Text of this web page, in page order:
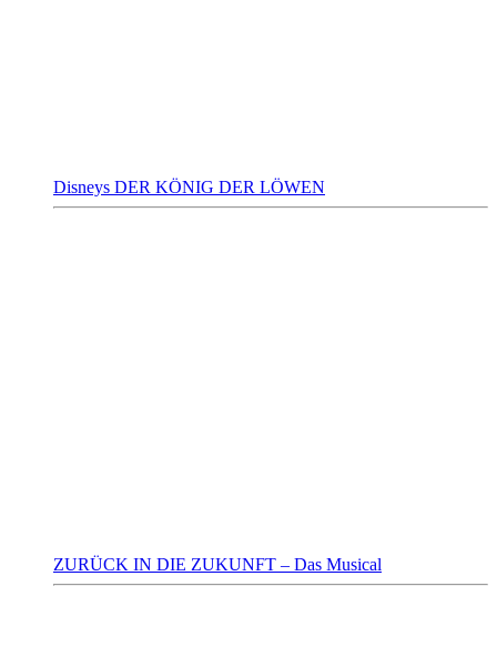
Disneys DER KÖNIG DER LÖWEN
ZURÜCK IN DIE ZUKUNFT – Das Musical